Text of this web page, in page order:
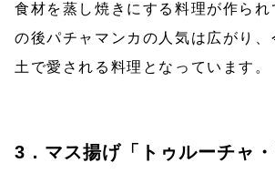
食材を蒸し焼きにする料理が作られ
の後パチャマンカの人気は広がり、
土で愛される料理となっています。
3．マス揚げ「トゥルーチャ